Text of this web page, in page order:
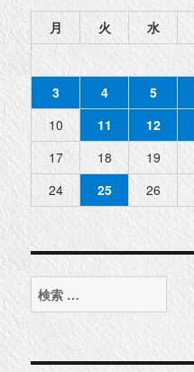
月 火 水
3
4 5
10
11 12
17
18 19
24
25 26
検
索